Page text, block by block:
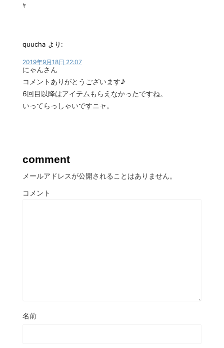
ｬ
quucha より:
2019年9月18日 22:07
にゃんさん
コメントありがとうございます♪
6回目以降はアイテムもらえなかったですね。
いってらっしゃいですニャ。
comment
メールアドレスが公開されることはありません。
コメント
名前